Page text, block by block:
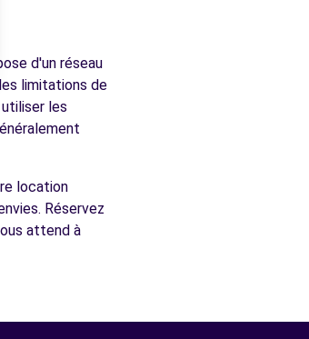
d'un réseau
limitations de
les
location
Réservez
attend à